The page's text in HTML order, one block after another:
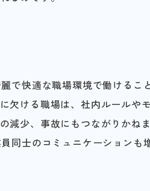
で快適な職場環境で働けるこ
欠ける職場は、社内ルールや
減少、事故にもつながりかね
同士のコミュニケーションも